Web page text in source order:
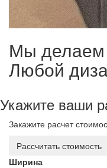
Мы делаем
Любой
Укажите ваши
Закажите расчет
Рассчитать стоимость
Ширина